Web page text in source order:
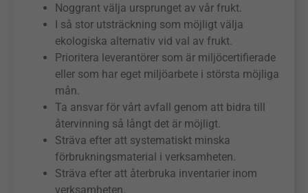
Noggrant välja ursprunget av vår frukt.
I så stor utsträckning som möjligt välja
ekologiska alternativ vid val av frukt.
Prioritera leverantörer som är miljöcertifierade
eller som har eget miljöarbete i största möjliga
mån.
Ta ansvar för vårt avfall genom att bidra till
återvinning så långt det är möjligt.
Sträva efter att systematiskt minska
förbrukningsmaterial i verksamheten.
Sträva efter att återbruka inventarier inom
verksamheten.